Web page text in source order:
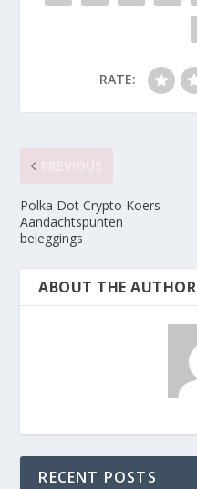
RATE:
Polka Dot Crypto Koers –
Aandachtspunten
beleggings
ABOUT THE AUTHOR
RECENT POSTS